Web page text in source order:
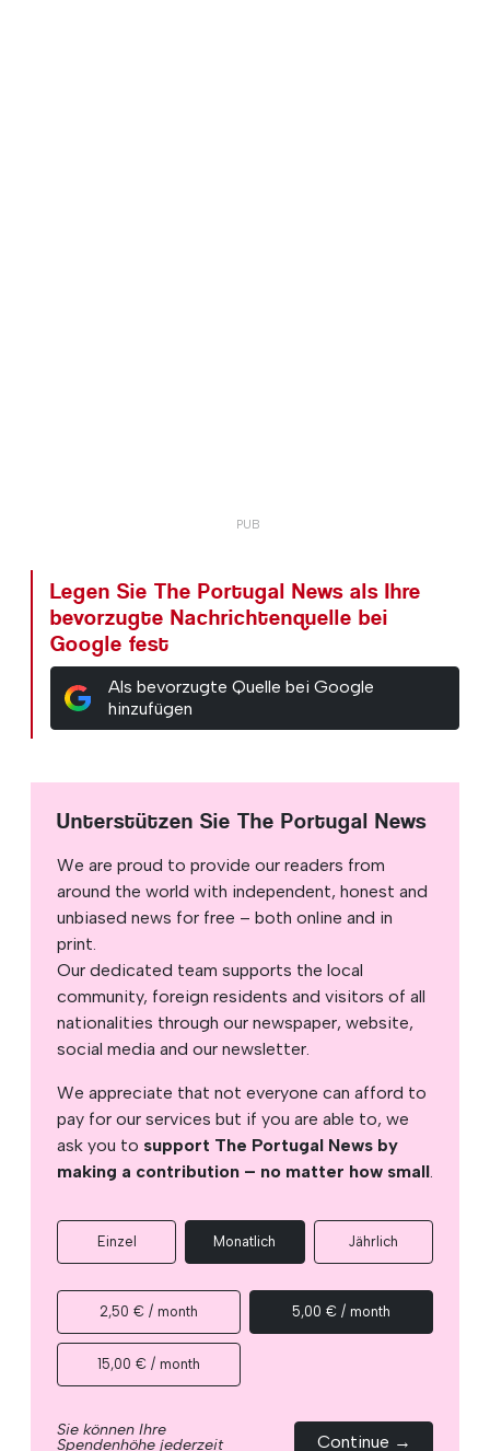
Legen Sie The Portugal News als Ihre
bevorzugte Nachrichtenquelle bei
Google fest
Als bevorzugte Quelle bei Google
hinzufügen
Unterstützen Sie The Portugal News
We are proud to provide our readers from
around the world with independent, honest and
unbiased news for free – both online and in
print.
Our dedicated team supports the local
community, foreign residents and visitors of all
nationalities through our newspaper, website,
social media and our newsletter.
We appreciate that not everyone can afford to
pay for our services but if you are able to, we
ask you to support The Portugal News by
making a contribution – no matter how small.
Einzel Monatlich Jährlich
2,50 € / month 5,00 € / month
15,00 € / month
Sie können Ihre
Spendenhöhe jederzeit Continue →